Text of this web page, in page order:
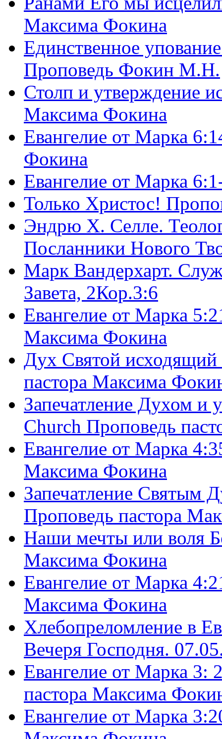
Максима Фокина
Единственное
Проповедь Фокин М.Н.
Столп и утверждение
Максима Фокина
Евангелие от Марка
Фокина
Евангелие от Марка
Только Христос!
Эндрю Х. Селле.
Посланники Нового
Марк Вандерхарт.
Завета, 2Кор.3:6
Евангелие от Марка
Максима Фокина
Дух Святой
пастора Максима
Запечатление Духом и
Church Проповедь
Евангелие от Марка
Максима Фокина
Запечатление Святым
Проповедь пастора
Наши мечты или воля
Максима Фокина
Евангелие от Марка
Максима Фокина
Хлебопреломление в
Вечеря Господня.
Евангелие от Марка 3:
пастора Максима
Евангелие от Марка